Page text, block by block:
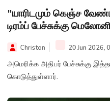
"யாரிடமும் கெஞ்ச
டிரம்ப் பேச்சுக்கு மெலோனி
Christon 20 Jun 2026,
அமெரிக்க அதிபர் பேச்சுக்கு
கொடுத்துள்ளார்.